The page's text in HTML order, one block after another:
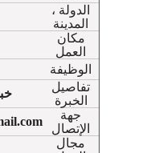
الدولة ،
المدينة
مكان
العمل
الوظيفة
تفاصيل
الخبرة
جهة
الإتصال
مجال